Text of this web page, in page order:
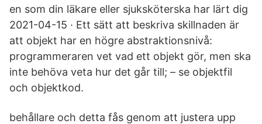
en som din läkare eller sjuksköterska har lärt dig
2021-04-15 · Ett sätt att beskriva skillnaden är
att objekt har en högre abstraktionsnivå:
programmeraren vet vad ett objekt gör, men ska
inte behöva veta hur det går till; – se objektfil
och objektkod.
behållare och detta fås genom att justera upp